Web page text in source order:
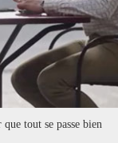
tout se passe bien